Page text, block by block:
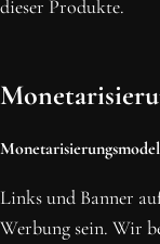
dieser Produkte.
Links und Banner
Werbung sein. Wir